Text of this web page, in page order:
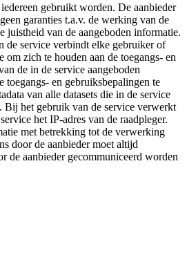
gebruikt worden. De aanbieder
garanties t.a.v. de werking van de
juistheid van de aangeboden informatie.
de service verbindt elke gebruiker of
om zich te houden aan de toegangs- en
de in de service aangeboden
toegangs- en gebruiksbepalingen te
van alle datasets die in de service
Bij het gebruik van de service verwerkt
het IP-adres van de raadpleger.
met betrekking tot de verwerking
door de aanbieder moet altijd
de aanbieder gecommuniceerd worden